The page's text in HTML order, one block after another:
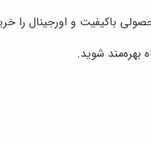
باکیفیت و اورجینال را
بهره‌مند شوید.